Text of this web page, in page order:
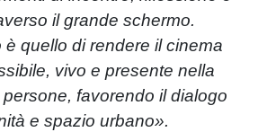
il grande schermo.
quello di rendere il cinema
vivo e presente nella
favorendo il dialogo
e spazio urbano».